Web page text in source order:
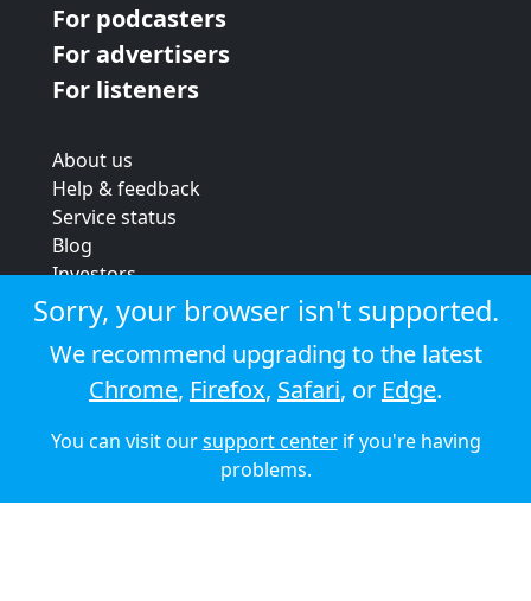
For podcasters
For advertisers
For listeners
About us
Help & feedback
Service status
Blog
Investors
Strategic review
Terms & conditions
Privacy policy
Cookie policy
© 2026 Audioboom
Sorry, your browser isn't supported.
We recommend upgrading to the latest
Chrome, Firefox, Safari, or Edge.
You can visit oursupport centerif you're having
problems.